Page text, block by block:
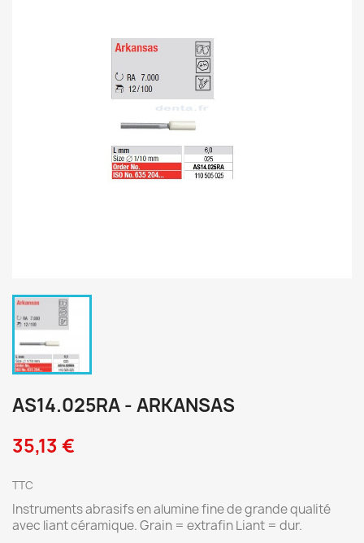
AS14.025RA - ARKANSAS
35,13 €
TTC
Instruments abrasifs en alumine fine de grande qualité
avec liant céramique. Grain = extrafin Liant = dur.